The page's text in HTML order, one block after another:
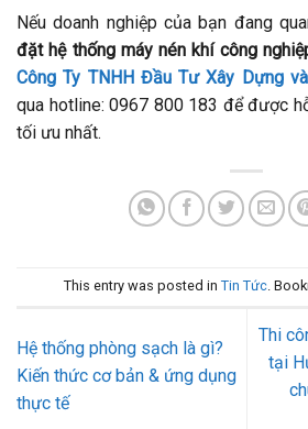
Nếu doanh nghiệp của bạn đang
đặt hệ thống máy nén khí công
Công Ty TNHH Đầu Tư Xây Dựng
qua hotline: 0967 800 183 để được
tối ưu nhất.
This entry was posted in Tin Tức.
Hệ thống phòng sạch là gì?
Kiến thức cơ bản & ứng dụng
thực tế
Thi
tại